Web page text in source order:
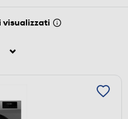
visualizzati